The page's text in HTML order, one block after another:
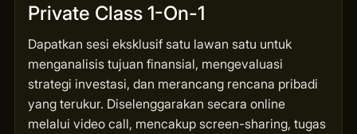
Private Class 1-On-1
Dapatkan sesi eksklusif satu lawan satu untuk
menganalisis tujuan finansial, mengevaluasi
strategi investasi, dan merancang rencana pribadi
yang terukur. Diselenggarakan secara online
melalui video call, mencakup screen-sharing, tugas